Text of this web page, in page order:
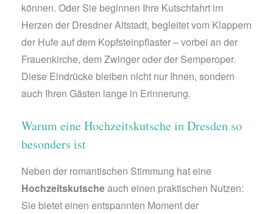
können. Oder Sie beginnen Ihre Kutschfahrt im
Herzen der Dresdner Altstadt, begleitet vom Klappern
der Hufe auf dem Kopfsteinpflaster – vorbei an der
Frauenkirche, dem Zwinger oder der Semperoper.
Diese Eindrücke bleiben nicht nur Ihnen, sondern
auch Ihren Gästen lange in Erinnerung.
Warum eine Hochzeitskutsche in Dresden so
besonders ist
Neben der romantischen Stimmung hat eine
Hochzeitskutscheauch einen praktischen Nutzen:
Sie bietet einen entspannten Moment der